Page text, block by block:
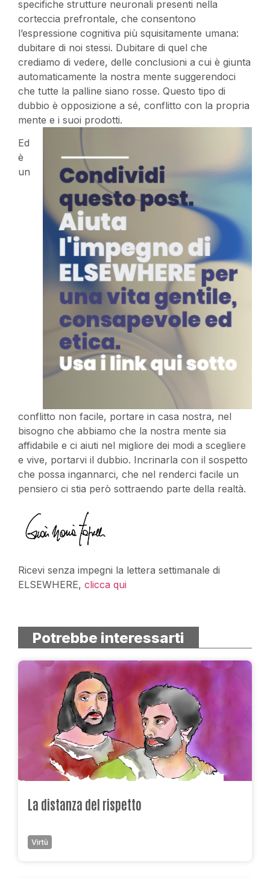
specifiche strutture neuronali presenti nella
corteccia prefrontale, che consentono
l’espressione cognitiva più squisitamente umana:
dubitare di noi stessi. Dubitare di quel che
crediamo di vedere, delle conclusioni a cui è giunta
automaticamente la nostra mente suggerendoci
che tutte la palline siano rosse. Questo tipo di
dubbio è opposizione a sé, conflitto con la propria
mente e i suoi prodotti.
Ed
è
un
conflitto non facile, portare in casa nostra, nel
bisogno che abbiamo che la nostra mente sia
affidabile e ci aiuti nel migliore dei modi a scegliere
e vive, portarvi il dubbio. Incrinarla con il sospetto
che possa ingannarci, che nel renderci facile un
pensiero ci stia però sottraendo parte della realtà.
Ricevi senza impegni la lettera settimanale di
ELSEWHERE, clicca qui
Potrebbe interessarti
La distanza del rispetto
Virtù